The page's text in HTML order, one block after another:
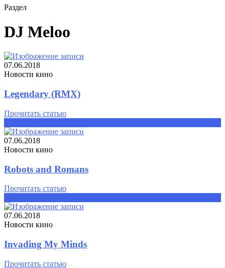
Раздел
DJ Meloo
07.06.2018
Новости кино
Legendary (RMX)
Прочитать статью
07.06.2018
Новости кино
Robots and Romans
Прочитать статью
07.06.2018
Новости кино
Invading My Minds
Прочитать статью